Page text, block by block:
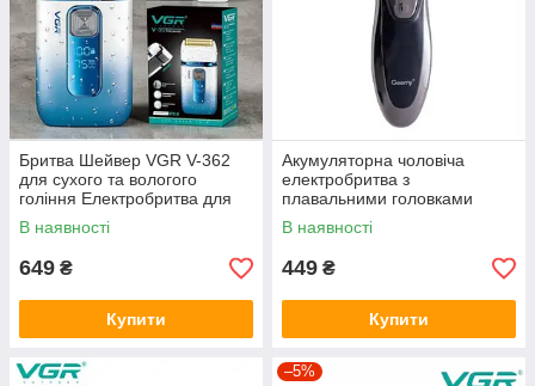
Бритва Шейвер VGR V-362
для сухого та вологого
гоління Електробритва для
обличчя
В наявності
649 ₴
Купити
Акумуляторна чоловіча
електробритва з
плавальними головками
Geemy GM 7719 Сіра
В наявності
449 ₴
Купити
–5%